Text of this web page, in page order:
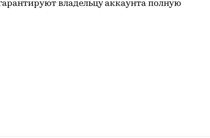
владельцу аккаунта полную